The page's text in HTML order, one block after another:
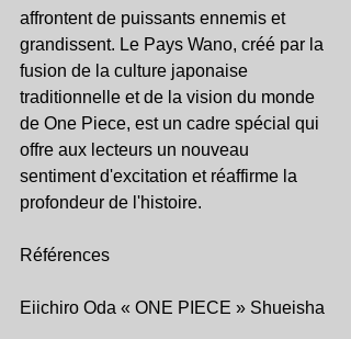
affrontent de puissants ennemis et
grandissent. Le Pays Wano, créé par la
fusion de la culture japonaise
traditionnelle et de la vision du monde
de One Piece, est un cadre spécial qui
offre aux lecteurs un nouveau
sentiment d'excitation et réaffirme la
profondeur de l'histoire.
Références
Eiichiro Oda « ONE PIECE » Shueisha